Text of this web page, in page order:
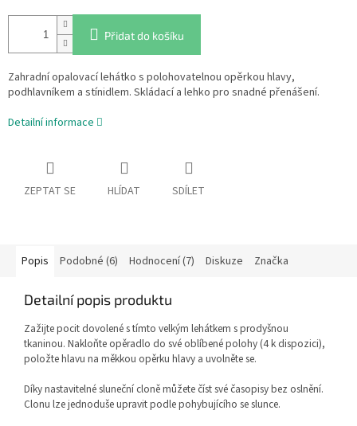
Přidat do košíku
Zahradní opalovací lehátko s polohovatelnou opěrkou hlavy,
podhlavníkem a stínidlem. Skládací a lehko pro snadné přenášení.
Detailní informace
ZEPTAT SE HLÍDAT SDÍLET
Popis Podobné (6) Hodnocení (7) Diskuze Značka
Detailní popis produktu
Zažijte pocit dovolené s tímto velkým lehátkem s prodyšnou
tkaninou. Nakloňte opěradlo do své oblíbené polohy (4 k dispozici),
položte hlavu na měkkou opěrku hlavy a uvolněte se.
Díky nastavitelné sluneční cloně můžete číst své časopisy bez oslnění.
Clonu lze jednoduše upravit podle pohybujícího se slunce.